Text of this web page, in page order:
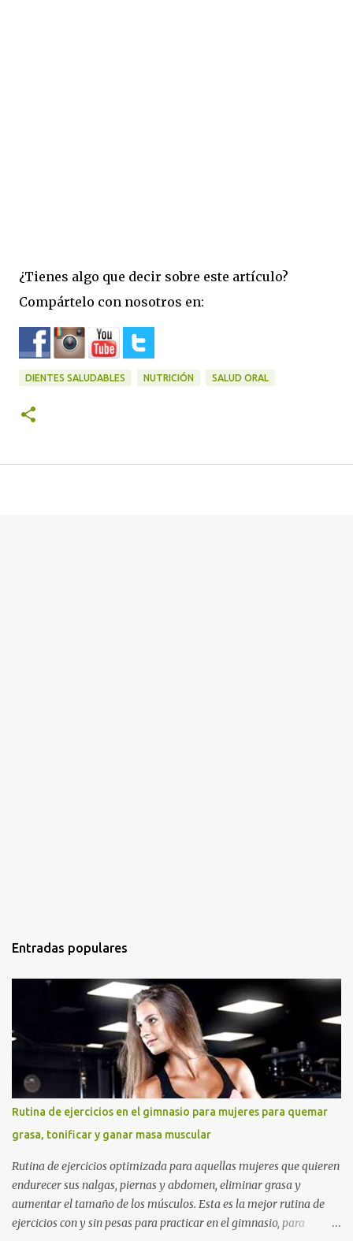
¿Tienes algo que decir sobre este artículo?
Compártelo con nosotros en:
DIENTES SALUDABLES NUTRICIÓN SALUD ORAL
Entradas populares
Rutina de ejercicios en el gimnasio para mujeres para quemar
grasa, tonificar y ganar masa muscular
Rutina de ejercicios optimizada para aquellas mujeres que quieren
endurecer sus nalgas, piernas y abdomen, eliminar grasa y
aumentar el tamaño de los músculos. Esta es la mejor rutina de
ejercicios con y sin pesas para practicar en el gimnasio, para